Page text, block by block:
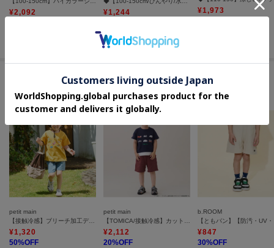
¥2,092
¥1,244
¥1,973
#快適な穿き心地の接触冷感パンツ
petit main
【接触冷感】ブリーチ加工デニムハーフパンツ
¥1,320
50%OFF
petit main
【TOMICA/接触冷感】カットショートパンツ
¥2,112
20%OFF
b.ROOM
¥847
30%OFF